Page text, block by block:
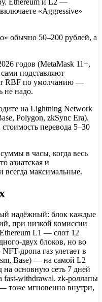
«Aggressive»
обычно 50–200 рублей, а
годов (MetaMask 11+,
подставляют
RBF по умолчанию —
не надо.
на Lightning Network
Polygon, zkSync Era).
перевода 5–30
в часы, когда весь
азиатская и
всегда максимальные.
надёжный: блок каждые
при низкой комиссии
L1 — слот 12
двух блоков, но во
дропа газ улетает в
Base) — на самой L2
основную сеть 7 дней
fast-withdrawal. zk-роллапы
тоже мгновенно внутри,